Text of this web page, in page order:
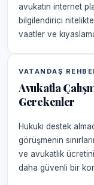
avukatın internet
bilgilendirici nitelikte
vaatler ve
VATANDAŞ
Avukatla
Gerekenler
Hukuki destek
görüşmenin
ve avukatlık
daha güvenli bir